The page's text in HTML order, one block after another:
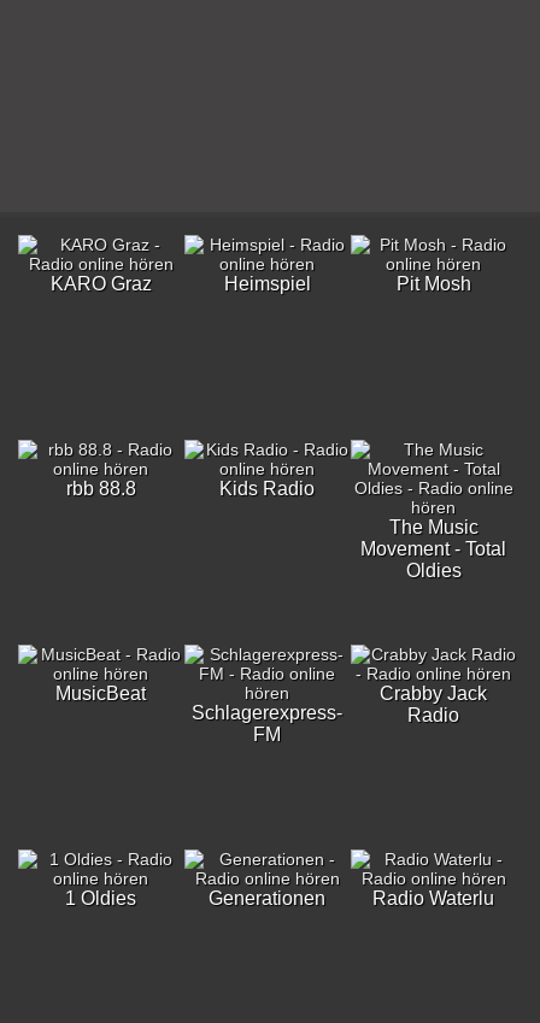
KARO Graz Heimspiel Pit Mosh
rbb 88.8
Kids Radio
The Music
Movement - Total
Oldies
MusicBeat
Schlagerexpress-
FM
Crabby Jack
Radio
1 Oldies Generationen Radio Waterlu